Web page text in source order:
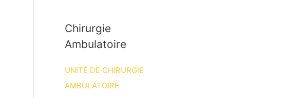
Chirurgie
Ambulatoire
UNITÉ DE CHIRURGIE
AMBULATOIRE